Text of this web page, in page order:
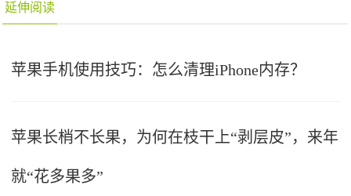
延伸阅读
苹果手机使用技巧：怎么清理iPhone内存？
苹果长梢不长果，为何在枝干上“剥层皮”，来年
就“花多果多”